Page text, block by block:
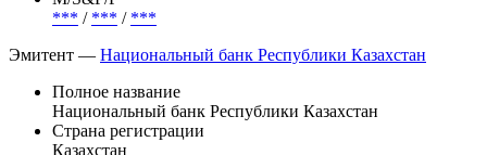
***
165 571 856 800 KZT
***/***/***
Эмитент —Национальный банк Республики Казахстан